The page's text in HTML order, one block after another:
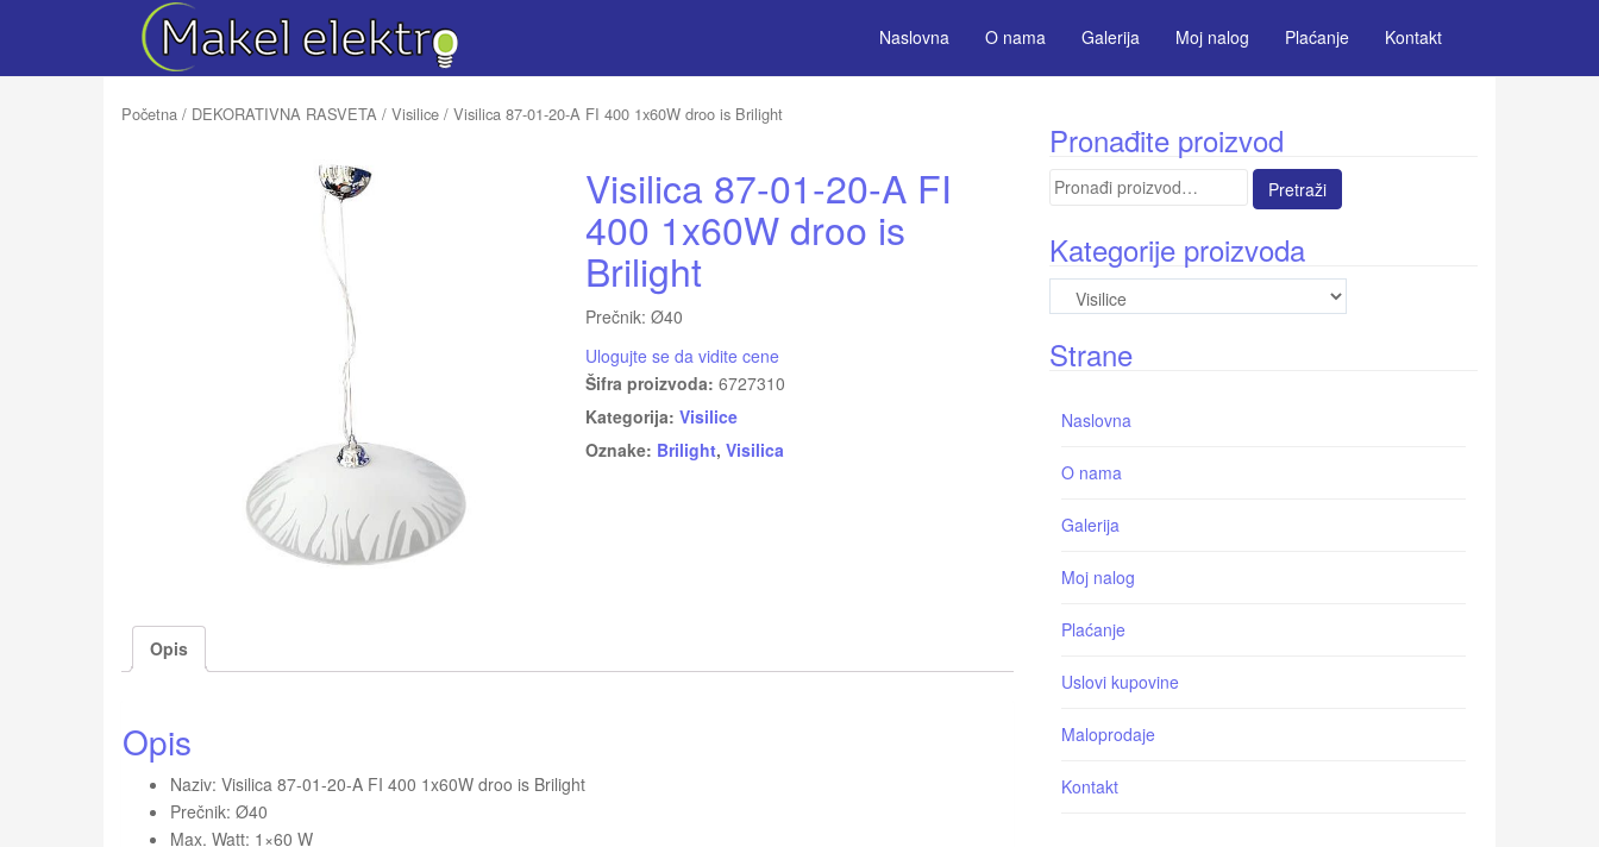
Naslovna O nama Galerija Moj nalog Plaćanje Kontakt
Početna / DEKORATIVNA RASVETA / Visilice / Visilica 87-01-20-A FI 400 1x60W droo is Brilight
Visilica 87-01-20-A FI
400 1x60W droo is
Brilight
Prečnik: Ø40
Ulogujte se da vidite cene
Šifra proizvoda: 6727310
Kategorija: Visilice
Oznake: Brilight, Visilica
Opis
Opis
Naziv: Visilica 87-01-20-A FI 400 1x60W droo is Brilight
Prečnik: Ø40
Max. Watt: 1×60 W
Pronađite proizvod
Pretraga
Kategorije proizvoda
Strane
Naslovna
O nama
Galerija
Moj nalog
Plaćanje
Uslovi kupovine
Maloprodaje
Kontakt